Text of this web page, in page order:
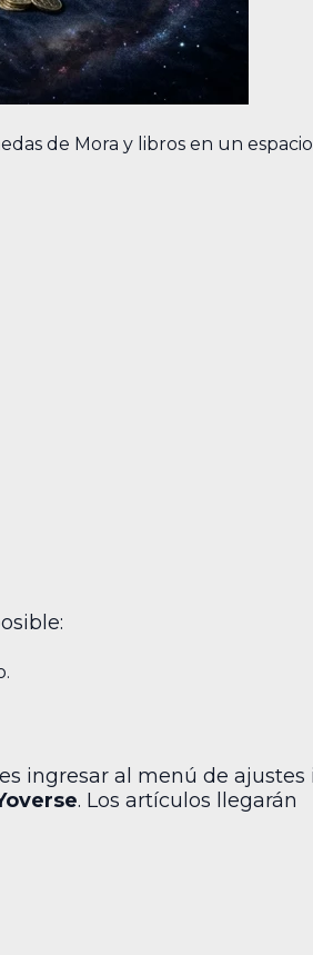
de Mora y libros en un
ingresar al menú de
. Los artículos llegarán